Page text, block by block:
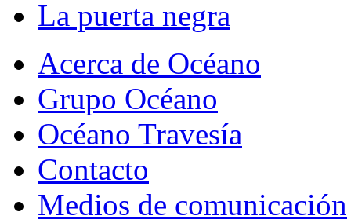
La puerta negra
Acerca de Océano
Grupo Océano
Océano Travesía
Contacto
Medios de comunicación